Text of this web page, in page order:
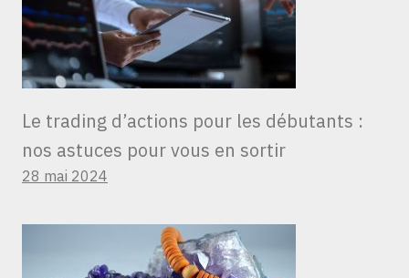
Le trading d’actions pour les débutants :
nos astuces pour vous en sortir
28 mai 2024